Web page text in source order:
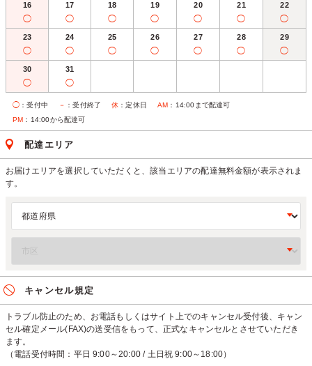
16
◯
17
◯
18
◯
19
◯
20
◯
21
◯
22
◯
23
◯
24
◯
25
◯
26
◯
27
◯
28
◯
29
◯
30
◯
31
◯
◯ ：受付中 － ：受付終了 休 ：定休日 AM ：14:00まで配達可
PM ：14:00から配達可
配達エリア
お届けエリアを選択していただくと、該当エリアの配達無料金額が表示されま
す。
キャンセル規定
トラブル防止のため、お電話もしくはサイト上でのキャンセル受付後、キャン
セル確定メール(FAX)の送受信をもって、正式なキャンセルとさせていただき
ます。
（電話受付時間：平日 9:00～20:00 / 土日祝 9:00～18:00）